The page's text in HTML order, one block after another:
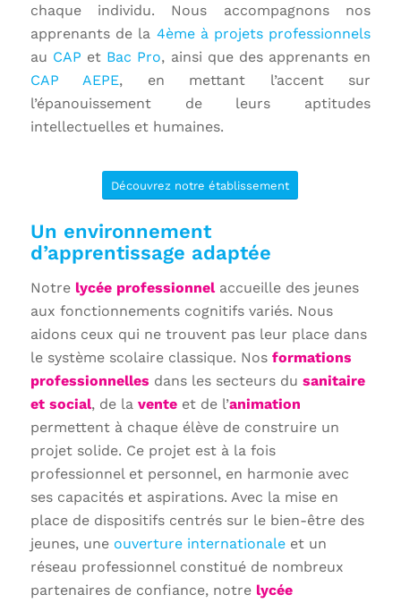
chaque individu. Nous accompagnons nos
apprenants de la 4ème à projets professionnels
au CAP et Bac Pro, ainsi que des apprenants en
CAP AEPE, en mettant l’accent sur
l’épanouissement de leurs aptitudes
intellectuelles et humaines.
Découvrez notre établissement
Un environnement
d’apprentissage adaptée
Notrelycée professionnelaccueille des jeunes
aux fonctionnements cognitifs variés. Nous
aidons ceux qui ne trouvent pas leur place dans
le système scolaire classique. Nos formations
professionnelles dans les secteurs du sanitaire
et social, de la venteet de l’animation
permettent à chaque élève de construire un
projet solide. Ce projet est à la fois
professionnel et personnel, en harmonie avec
ses capacités et aspirations. Avec la mise en
place de dispositifs centrés sur le bien-être des
jeunes, une ouverture internationaleet un
réseau professionnel constitué de nombreux
partenaires de confiance, notre lycée